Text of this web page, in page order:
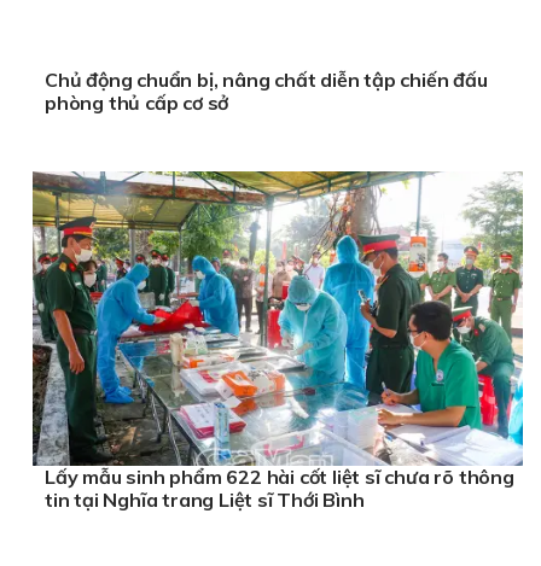
Chủ động chuẩn bị, nâng chất diễn tập chiến đấu
phòng thủ cấp cơ sở
Lấy mẫu sinh phẩm 622 hài cốt liệt sĩ chưa rõ thông
tin tại Nghĩa trang Liệt sĩ Thới Bình